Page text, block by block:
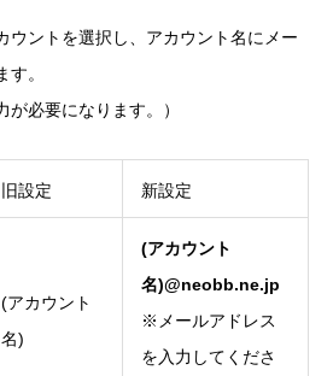
ウントを選択し、アカウント名にメー
。
が必要になります。）
旧設定 新設定
(アカウント
名)
(アカウント
名)@neobb.ne.jp
※メールアドレス
を入力してくださ